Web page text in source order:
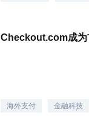
海外支付 金融科技